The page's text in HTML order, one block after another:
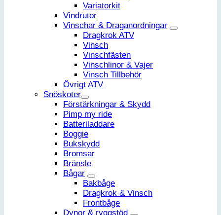
Variatorkit
Vindrutor
Vinschar & Draganordningar
Dragkrok ATV
Vinsch
Vinschfästen
Vinschlinor & Vajer
Vinsch Tillbehör
Övrigt ATV
Snöskoter
Förstärkningar & Skydd
Pimp my ride
Batteriladdare
Boggie
Bukskydd
Bromsar
Bränsle
Bågar
Bakbåge
Dragkrok & Vinsch
Frontbåge
Dynor & ryggstöd